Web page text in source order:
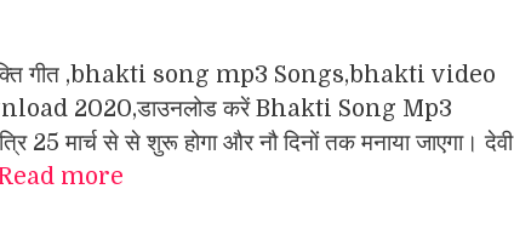
गीत ,bhakti song mp3 Songs,bhakti video
2020,डाउनलोड करें Bhakti Song Mp3
25 मार्च से से शुरू होगा और नौ दिनों तक मनाया जाएगा। देवी
more